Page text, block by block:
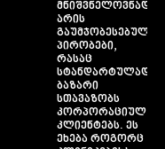
მნიშვნელოვნად
არის
გაუმჯობესებული
პირობები,
რასაც
სტანდარტულად
ბაზარი
სთავაზობს
კორპორაციულ
კლიენტებს. ეს
ეხება როგორც